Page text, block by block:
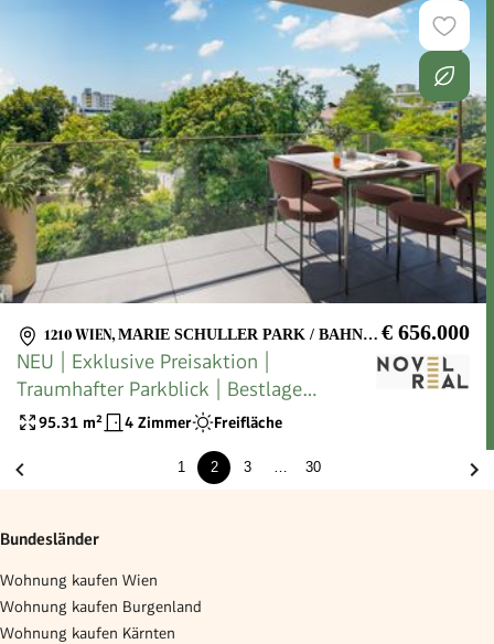
1210 WIEN, MARIE SCHULLER PARK / BAHNHOF FLORIDSDORF € 656.000
NEU | Exklusive Preisaktion |
Traumhafter Parkblick | Bestlage
Schlingermarkt / SCN
95.31 m² 4 Zimmer Freifläche
1 2 3 … 30
Bundesländer
Wohnung kaufen Wien
Wohnung kaufen Burgenland
Wohnung kaufen Kärnten